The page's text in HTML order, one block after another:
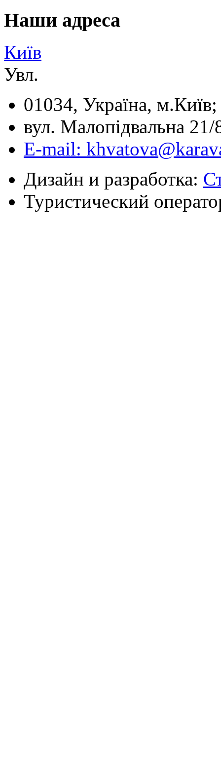
Наши адреса
Київ
Увл.
01034, Україна, м.Київ;
вул. Малопідвальна 21/
E-mail:
Дизайн и разработка:
Туристический